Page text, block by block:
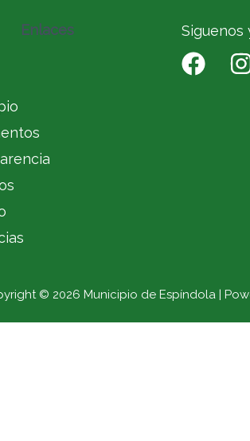
Enlaces Siguenos
© 2026 Municipio de Espíndola |